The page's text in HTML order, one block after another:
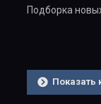
Подборка
Показать